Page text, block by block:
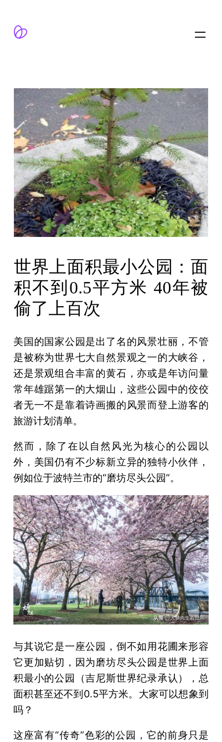
世界上面积最小公园：面
积不到0.5平方米 40年被
偷了上百次
美国的国家公园是出了名的风景壮丽，不管
是被称为世界七大自然景观之一的大峡谷，
还是景观组合丰富的黄石，亦或是年访问量
常年雄踞第一的大烟山，这些公园中的佼佼
者无一不是靠着诗画搬的风景而登上游客的
旅游计划清单。
然而，除了在以自然风光为核心的公园以
外，美国仍有不少标新立异的独特小伙伴，
例如位于波特兰市的“磨坊尽头公园”。
与其说它是一座公园，倒不如用花圃来形容
它更加贴切，因为磨坊尽头公园是世界上面
积最小的公园（吉尼斯世界纪录承认），总
面积甚至还不到0.5平方米。大家可以想象到
吗？
这座富有“传奇”色彩的公园，它的前身只是